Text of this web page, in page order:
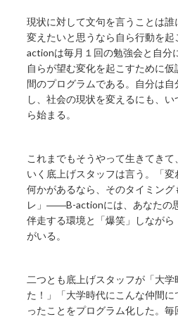
現状に対して文句を言うことは
変えたいと思うなら自ら行動を
actionは毎月１回の勉強会と自分
自らが望む変化を起こすために
間のプログラムである。自分は
し、社会の現状を変えるにも、
ら始まる。
これまでもそうやって生きてき
いく底上げスタッフは言う。「
何かがあるなら、そのタイミング
レ」――B-actionには、あなたの
伴走する環境と「爆笑」しなが
がいる。
二つとも底上げスタッフが「大
た！」「大学時代にこんな仲間
ったことをプログラム化した。